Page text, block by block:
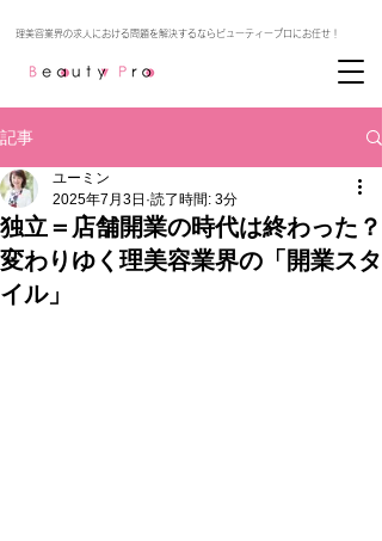
記事
独立＝店舗開業の時代は終わった？
変わりゆく理美容業界の「開業スタ
イル」
ユーミン
2025年7月3日 読了時間: 3分